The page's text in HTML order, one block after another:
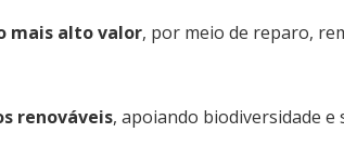
mais alto valor, por meio de reparo,
renováveis, apoiando biodiversidade e